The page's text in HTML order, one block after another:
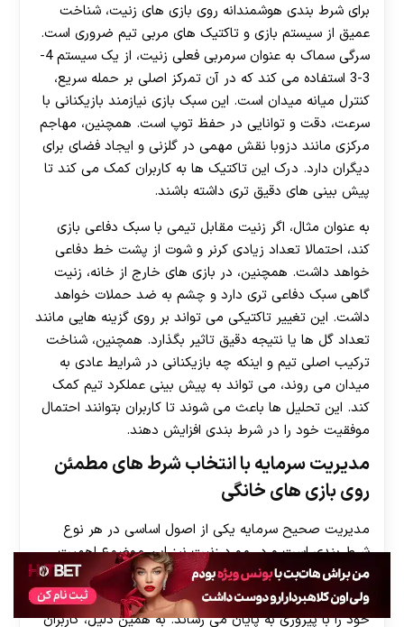
برای شرط بندی هوشمندانه روی بازی های زنیت، شناخت
عمیق از سیستم بازی و تاکتیک های مربی تیم ضروری است.
سرگی سماک به عنوان سرمربی فعلی زنیت، از یک سیستم 4-
3-3 استفاده می کند که در آن تمرکز اصلی بر حمله سریع،
کنترل میانه میدان است. این سبک بازی نیازمند بازیکنانی با
سرعت، دقت و توانایی در حفظ توپ است. همچنین، مهاجم
مرکزی مانند دزوبا نقش مهمی در گلزنی و ایجاد فضای برای
دیگران دارد. درک این تاکتیک ها به کاربران کمک می کند تا
پیش بینی های دقیق تری داشته باشند.
به عنوان مثال، اگر زنیت مقابل تیمی با سبک دفاعی بازی
کند، احتمالا تعداد زیادی کرنر و شوت از پشت خط دفاعی
خواهد داشت. همچنین، در بازی های خارج از خانه، زنیت
گاهی سبک دفاعی تری دارد و چشم به ضد حملات خواهد
داشت. این تغییر تاکتیکی می تواند بر روی گزینه هایی مانند
تعداد گل ها یا نتیجه دقیق تاثیر بگذارد. همچنین، شناخت
ترکیب اصلی تیم و اینکه چه بازیکنانی در شرایط عادی به
میدان می روند، می تواند به پیش بینی عملکرد تیم کمک
کند. این تحلیل ها باعث می شوند تا کاربران بتوانند احتمال
موفقیت خود را در شرط بندی افزایش دهند.
مدیریت سرمایه با انتخاب شرط‌ های مطمئن
روی بازی‌ های خانگی
مدیریت صحیح سرمایه یکی از اصول اساسی در هر نوع
شرط بندی است و در مورد زنیت نیز این موضوع اهمیت
ویژه ای دارد. این تیم در ورزشگاه خانگی خود عملکرد بسیار
قوی و پایداری دارد و در بیشتر فصل ها، بازی های خانگی
خود را با پیروزی به پایان می رساند. به همین دلیل، کاربران